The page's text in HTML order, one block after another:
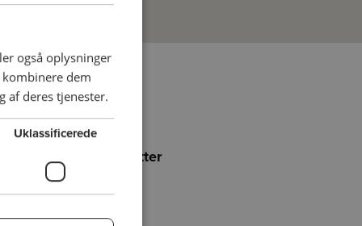
Føj holdet til favoritter
også oplysninger
dem
af deres tjenester.
Uklassificerede